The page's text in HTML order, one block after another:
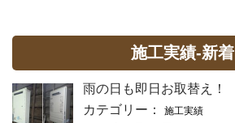
施工実績-新着
雨の日も即日お取替え！
カテゴリー：
施工実績